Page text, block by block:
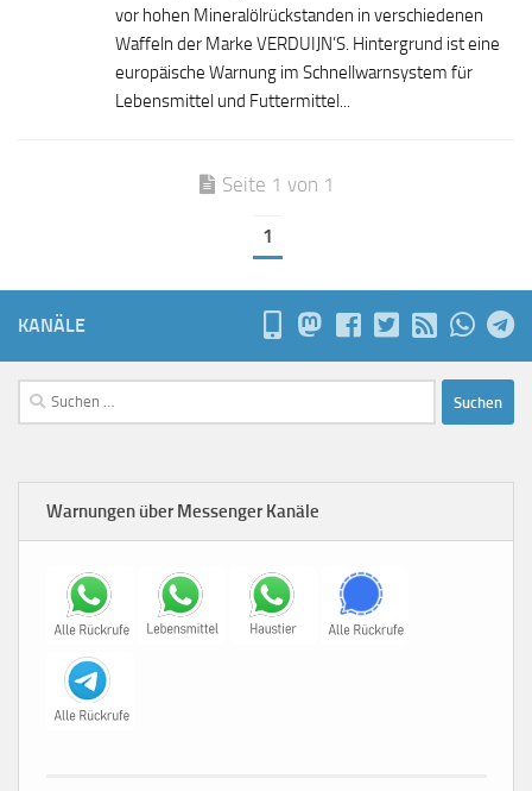
vor hohen Mineralölrückstanden in verschiedenen
Waffeln der Marke VERDUIJN’S. Hintergrund ist eine
europäische Warnung im Schnellwarnsystem für
Lebensmittel und Futtermittel...
Seite 1 von 1
1
KANÄLE
Suchen
nach:
Warnungen über Messenger Kanäle